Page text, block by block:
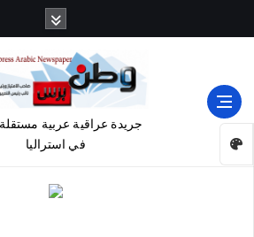
جريدة عراقية عربية
في استراليا